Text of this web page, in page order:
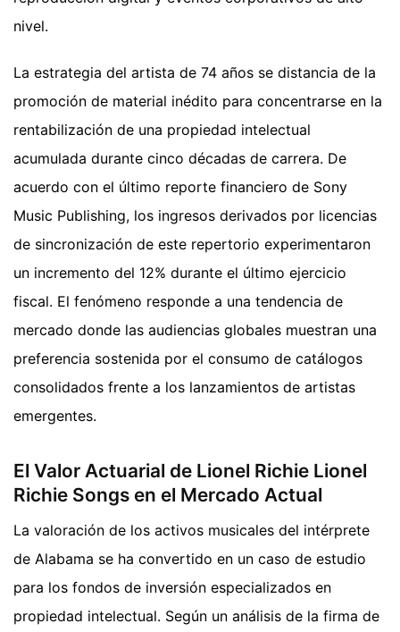
nivel.
La estrategia del artista de 74 años se distancia de la
promoción de material inédito para concentrarse en la
rentabilización de una propiedad intelectual
acumulada durante cinco décadas de carrera. De
acuerdo con el último reporte financiero de Sony
Music Publishing, los ingresos derivados por licencias
de sincronización de este repertorio experimentaron
un incremento del 12% durante el último ejercicio
fiscal. El fenómeno responde a una tendencia de
mercado donde las audiencias globales muestran una
preferencia sostenida por el consumo de catálogos
consolidados frente a los lanzamientos de artistas
emergentes.
El Valor Actuarial de Lionel Richie Lionel
Richie Songs en el Mercado Actual
La valoración de los activos musicales del intérprete
de Alabama se ha convertido en un caso de estudio
para los fondos de inversión especializados en
propiedad intelectual. Según un análisis de la firma de